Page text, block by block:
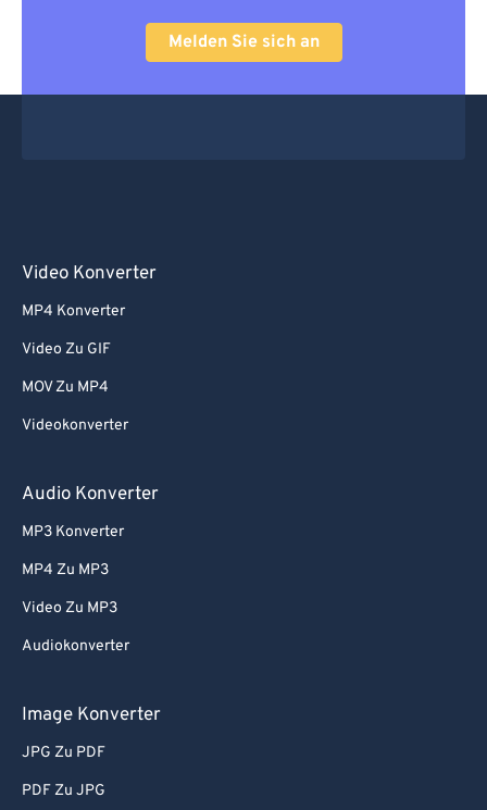
Melden Sie sich an
Video Konverter
MP4 Konverter
Video Zu GIF
MOV Zu MP4
Videokonverter
Audio Konverter
MP3 Konverter
MP4 Zu MP3
Video Zu MP3
Audiokonverter
Image Konverter
JPG Zu PDF
PDF Zu JPG